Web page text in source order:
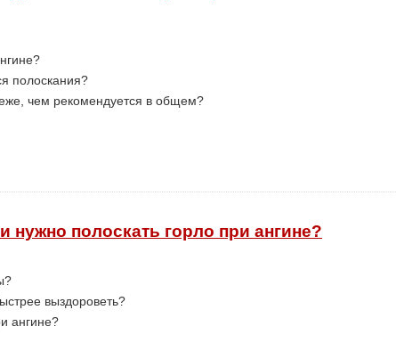
полоскания?
чем рекомендуется в общем?
нужно полоскать горло при ангине?
выздороветь?
ангине?